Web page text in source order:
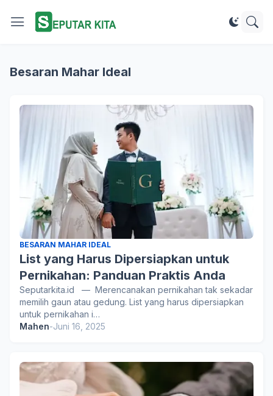
Besaran Mahar Ideal
BESARAN MAHAR IDEAL
List yang Harus Dipersiapkan untuk
Pernikahan: Panduan Praktis Anda
Seputarkita.id — Merencanakan pernikahan tak sekadar
memilih gaun atau gedung. List yang harus dipersiapkan
untuk pernikahan i…
Mahen-Juni 16, 2025